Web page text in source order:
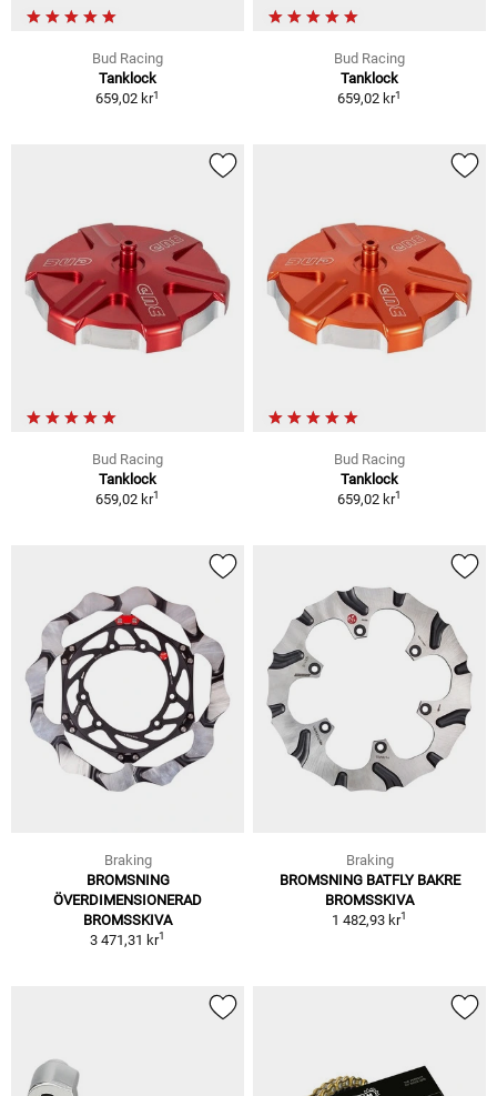
Bud Racing
Tanklock
659,02 kr1
Bud Racing
Tanklock
659,02 kr1
Bud Racing
Tanklock
659,02 kr1
Bud Racing
Tanklock
659,02 kr1
Braking
BROMSNING
ÖVERDIMENSIONERAD
BROMSSKIVA
3 471,31 kr1
Braking
BROMSNING BATFLY BAKRE
BROMSSKIVA
1 482,93 kr1